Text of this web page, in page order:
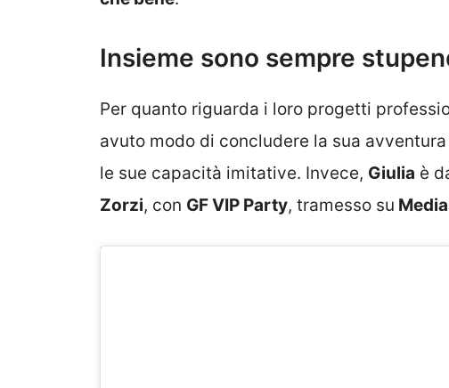
Insieme sono sempre
Per quanto riguarda i loro progetti
avuto modo di concludere la sua avventura
le sue capacità imitative. Invece, Giulia è
Zorzi, con GF VIP Party, tramesso su